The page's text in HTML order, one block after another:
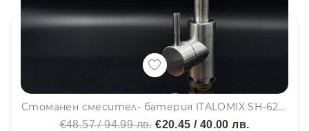
Стоманен смесител- батерия ITALOMIX SH-6228 за кухня и баня, сребърен
€48.57 / 94.99 лв.€20.45 / 40.00 лв.